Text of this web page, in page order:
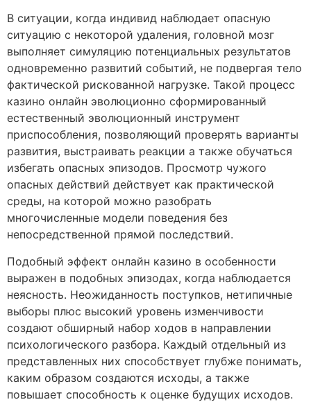
В ситуации, когда индивид наблюдает опасную
ситуацию с некоторой удаления, головной мозг
выполняет симуляцию потенциальных результатов
одновременно развитий событий, не подвергая тело
фактической рискованной нагрузке. Такой процесс
казино онлайн эволюционно сформированный
естественный эволюционный инструмент
приспособления, позволяющий проверять варианты
развития, выстраивать реакции а также обучаться
избегать опасных эпизодов. Просмотр чужого
опасных действий действует как практической
среды, на которой можно разобрать
многочисленные модели поведения без
непосредственной прямой последствий.
Подобный эффект онлайн казино в особенности
выражен в подобных эпизодах, когда наблюдается
неясность. Неожиданность поступков, нетипичные
выборы плюс высокий уровень изменчивости
создают обширный набор ходов в направлении
психологического разбора. Каждый отдельный из
представленных них способствует глубже понимать,
каким образом создаются исходы, а также
повышает способность к оценке будущих исходов.